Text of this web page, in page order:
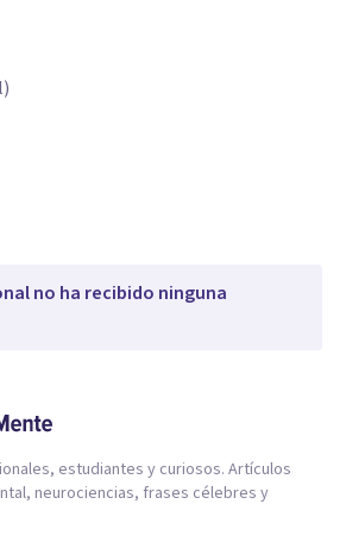
no ha recibido ninguna
estudiantes y curiosos. Artículos
neurociencias, frases célebres y